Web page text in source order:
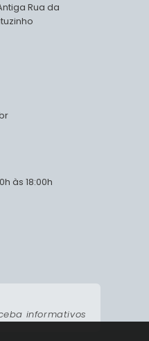
Rua da
às 18:00h
informativos